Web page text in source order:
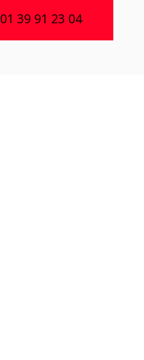
01 39 91 23 04